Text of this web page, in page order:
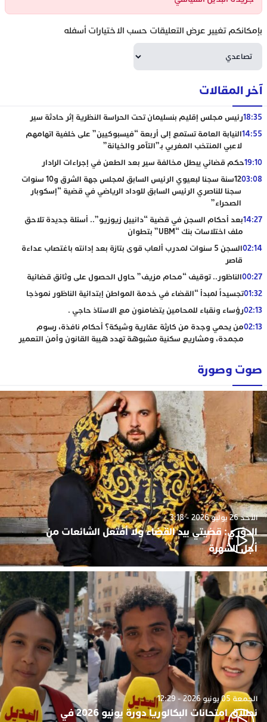
بإمكانكم تغيير عرض التعليقات حسب الاختيارات أسفله
آخر المقالات
18:35رئيس مجلس إقليم بنسليمان تحت الحراسة النظرية إثر حادثة سير
14:55النيابة العامة تستمع إلى أربعة “فيسبوكيين” على خلفية اتهامهم
لاعبي المنتخب المغربي بـ”التآمر والخيانة”
19:10حكم قضائي يبطل مخالفة سير بعد الطعن في إجراءات الرادار
03:08
12سنة سجنا لبعيوي الرئيس السابق لمجلس جهة الشرق و10 سنوات
سجنا للناصري الرئيس السابق للوداد الرياضي في قضية “إسكوبار
الصحراء”
14:27بعد أحكام السجن في قضية “دانييل زيوزيو”.. أسئلة جديدة تلاحق
ملف اختلاسات بنك “UBM” بتطوان
02:14
السجن 5 سنوات لمدرب ألعاب قوى بتازة بعد إدانته باغتصاب عداءة
قاصر
00:27الناظور.. توقيف “محام مزيف” حاول الحصول على وثائق قضائية
01:32تجسيداً لمبدأ “القضاء في خدمة المواطن إبتدائية الناظور نموذجا
02:13رؤساء ونقباء للمحامين يتضامنون مع الاستاذ حاجي .
02:13من يحمي وجدة من كارثة عقارية وشيكة؟ أحكام نافذة، رسوم
مجمدة، ومشاريع سكنية مشبوهة تهدد هيبة القانون وأمن التعمير
صوت وصورة
الأحد 26 يوليو 2026 - 3:18
الدوزي: قضيتي بيد القضاء ولا أفتعل الشائعات من
أجل الشهرة
الجمعة 05 يونيو 2026 - 12:29
نطلاق امتحانات البكالوريا دورة يونيو 2026 في